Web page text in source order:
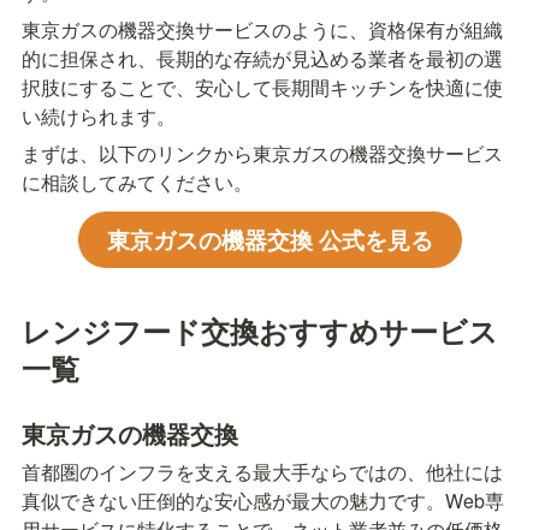
東京ガスの機器交換サービスのように、資格保有が組織
的に担保され、長期的な存続が見込める業者を最初の選
択肢にすることで、安心して長期間キッチンを快適に使
い続けられます。
まずは、以下のリンクから東京ガスの機器交換サービス
に相談してみてください。
東京ガスの機器交換 公式を見る
レンジフード交換おすすめサービス
一覧
東京ガスの機器交換
首都圏のインフラを支える最大手ならではの、他社には
真似できない圧倒的な安心感が最大の魅力です。Web専